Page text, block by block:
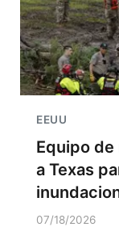
EEUU
Equipo
a Texas
07/18/2026